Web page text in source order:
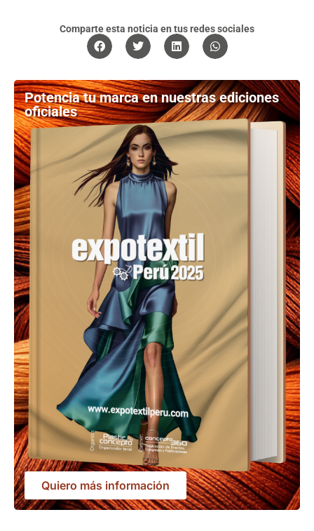
Comparte esta noticia en tus redes sociales
Potencia tu marca en nuestras ediciones
oficiales
Quiero más información